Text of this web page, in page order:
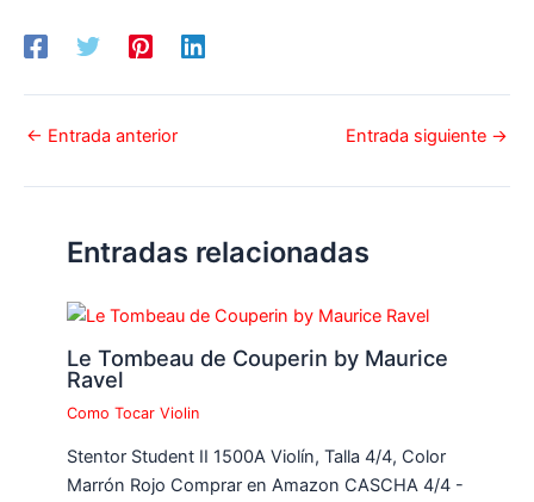
← Entrada anterior Entrada siguiente →
Entradas relacionadas
Le Tombeau de Couperin by Maurice
Ravel
Como Tocar Violin
Stentor Student II 1500A Violín, Talla 4/4, Color
Marrón Rojo Comprar en Amazon CASCHA 4/4 -